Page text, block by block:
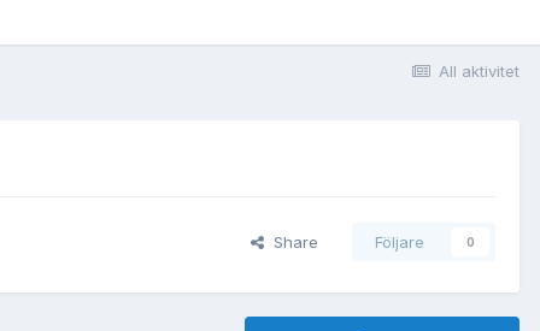
All aktivitet
Share Följare 0